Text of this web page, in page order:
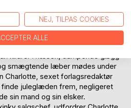
endnu mere personlig.
kildrer i næsen, dampende gløgg
smægtende læber mødes under
Charlotte, sexet forlagsredaktør
juleglæden frem, negligeret
sin mand og sin elsker.
NEJ, TILPAS COOKIES
ALLE